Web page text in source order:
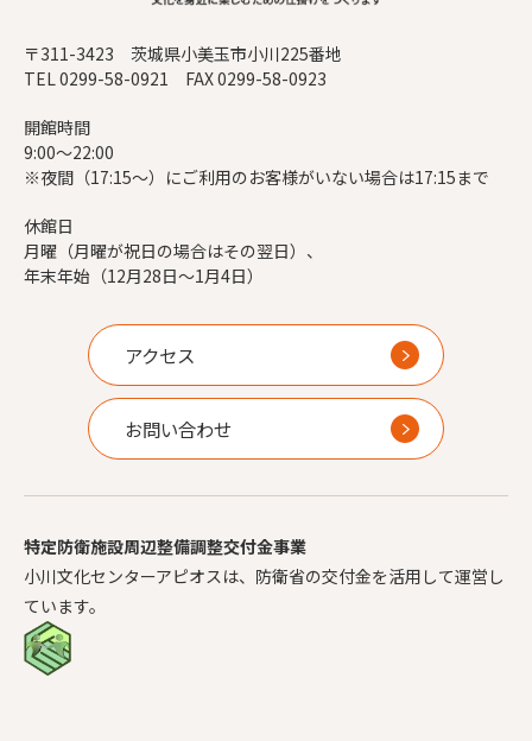
〒311-3423 茨城県小美玉市小川225番地
TEL 0299-58-0921 FAX 0299-58-0923
開館時間
9:00～22:00
※夜間（17:15～）にご利用のお客様がいない場合は17:15まで
休館日
月曜（月曜が祝日の場合はその翌日）、
年末年始（12月28日～1月4日）
アクセス
お問い合わせ
特定防衛施設周辺整備調整交付金事業
小川文化センターアピオスは、防衛省の交付金を活用して運営し
ています。